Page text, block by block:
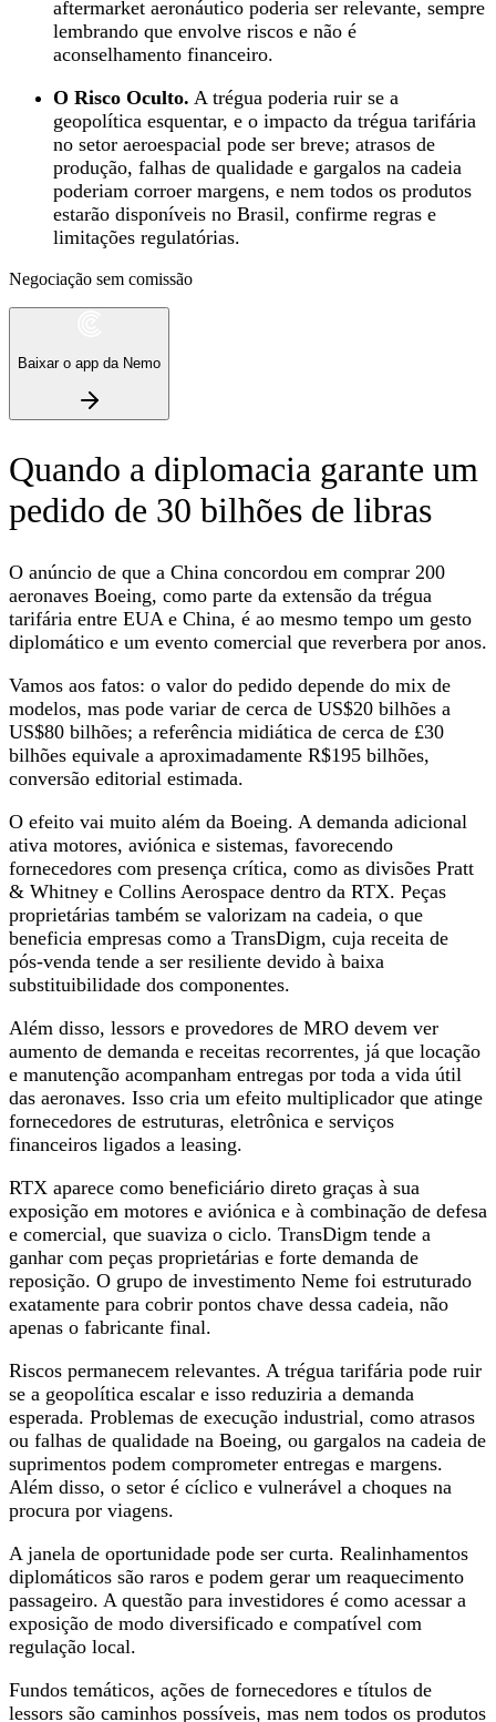
aftermarket aeronáutico poderia ser relevante, sempre
lembrando que envolve riscos e não é
aconselhamento financeiro.
O Risco Oculto. A trégua poderia ruir se a
geopolítica esquentar, e o impacto da trégua tarifária
no setor aeroespacial pode ser breve; atrasos de
produção, falhas de qualidade e gargalos na cadeia
poderiam corroer margens, e nem todos os produtos
estarão disponíveis no Brasil, confirme regras e
limitações regulatórias.
Negociação sem comissão
Baixar o app da Nemo
Quando a diplomacia garante um
pedido de 30 bilhões de libras
O anúncio de que a China concordou em comprar 200
aeronaves Boeing, como parte da extensão da trégua
tarifária entre EUA e China, é ao mesmo tempo um gesto
diplomático e um evento comercial que reverbera por anos.
Vamos aos fatos: o valor do pedido depende do mix de
modelos, mas pode variar de cerca de US$20 bilhões a
US$80 bilhões; a referência midiática de cerca de £30
bilhões equivale a aproximadamente R$195 bilhões,
conversão editorial estimada.
O efeito vai muito além da Boeing. A demanda adicional
ativa motores, aviónica e sistemas, favorecendo
fornecedores com presença crítica, como as divisões Pratt
& Whitney e Collins Aerospace dentro da RTX. Peças
proprietárias também se valorizam na cadeia, o que
beneficia empresas como a TransDigm, cuja receita de
pós-venda tende a ser resiliente devido à baixa
substituibilidade dos componentes.
Além disso, lessors e provedores de MRO devem ver
aumento de demanda e receitas recorrentes, já que locação
e manutenção acompanham entregas por toda a vida útil
das aeronaves. Isso cria um efeito multiplicador que atinge
fornecedores de estruturas, eletrônica e serviços
financeiros ligados a leasing.
RTX aparece como beneficiário direto graças à sua
exposição em motores e aviónica e à combinação de defesa
e comercial, que suaviza o ciclo. TransDigm tende a
ganhar com peças proprietárias e forte demanda de
reposição. O grupo de investimento Neme foi estruturado
exatamente para cobrir pontos chave dessa cadeia, não
apenas o fabricante final.
Riscos permanecem relevantes. A trégua tarifária pode ruir
se a geopolítica escalar e isso reduziria a demanda
esperada. Problemas de execução industrial, como atrasos
ou falhas de qualidade na Boeing, ou gargalos na cadeia de
suprimentos podem comprometer entregas e margens.
Além disso, o setor é cíclico e vulnerável a choques na
procura por viagens.
A janela de oportunidade pode ser curta. Realinhamentos
diplomáticos são raros e podem gerar um reaquecimento
passageiro. A questão para investidores é como acessar a
exposição de modo diversificado e compatível com
regulação local.
Fundos temáticos, ações de fornecedores e títulos de
lessors são caminhos possíveis, mas nem todos os produtos